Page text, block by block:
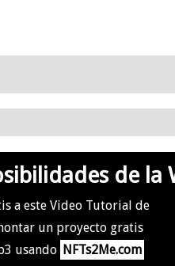
de la
a este Video Tutorial de
un proyecto gratis
usando NFTs2Me.com